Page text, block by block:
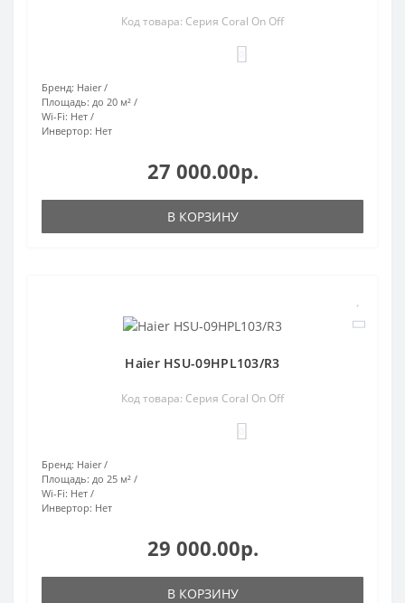
Код товара: Серия Coral On Off
Бренд: Haier
Площадь: до 20 м²
Wi-Fi: Нет
Инвертор: Нет
27 000.00р.
В КОРЗИНУ
Haier HSU-09HPL103/R3
Код товара: Серия Coral On Off
Бренд: Haier
Площадь: до 25 м²
Wi-Fi: Нет
Инвертор: Нет
29 000.00р.
В КОРЗИНУ